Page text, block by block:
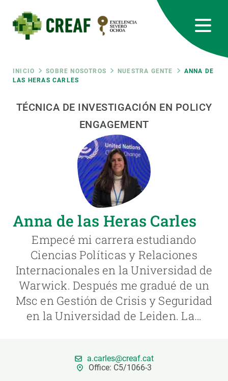
contenido
principal
Ruta
de
navegación
INICIO SOBRE NOSOTROS NUESTRA GENTE
ANNA DE
LAS HERAS CARLES
TÉCNICA DE INVESTIGACIÓN EN POLICY
ENGAGEMENT
Anna de las Heras Carles
Empecé mi carrera estudiando
Ciencias Políticas y Relaciones
Internacionales en la Universidad de
Warwick. Después me gradué de un
Msc en Gestión de Crisis y Seguridad
en la Universidad de Leiden. La…
a.carles@creaf.cat
Office: C5/1066-3
RRSS
Featured
responsive
Responsive
ÚNETE A NOSOTROS
PARTICIPA
NOTICIAS Y AGENDA